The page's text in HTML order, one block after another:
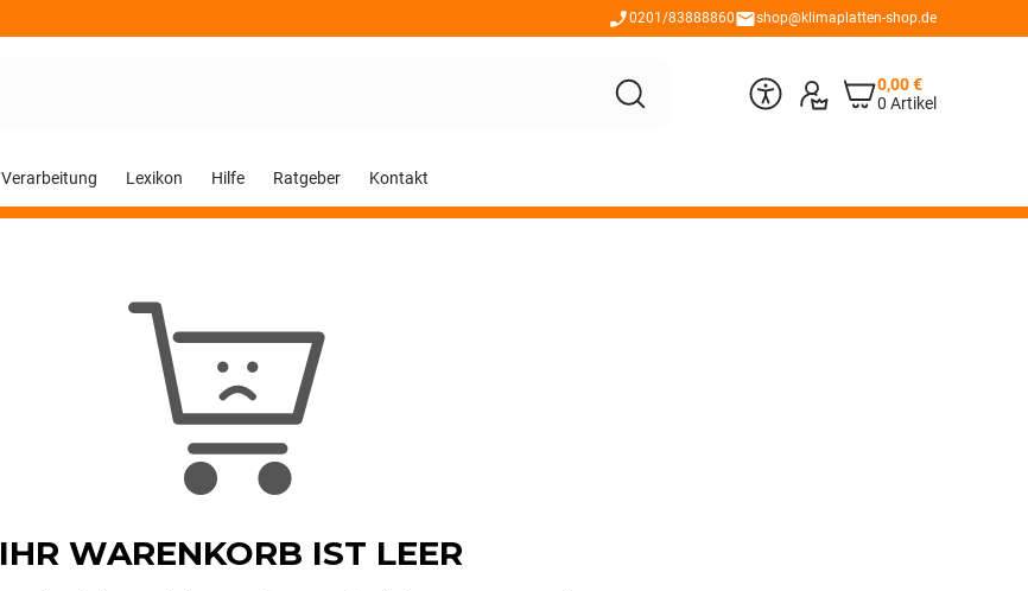
0201/83888860 shop@klimaplatten-shop.de
0,00€
0 Artikel
Verarbeitung Lexikon Hilfe Ratgeber Kontakt
IHR WARENKORB IST LEER